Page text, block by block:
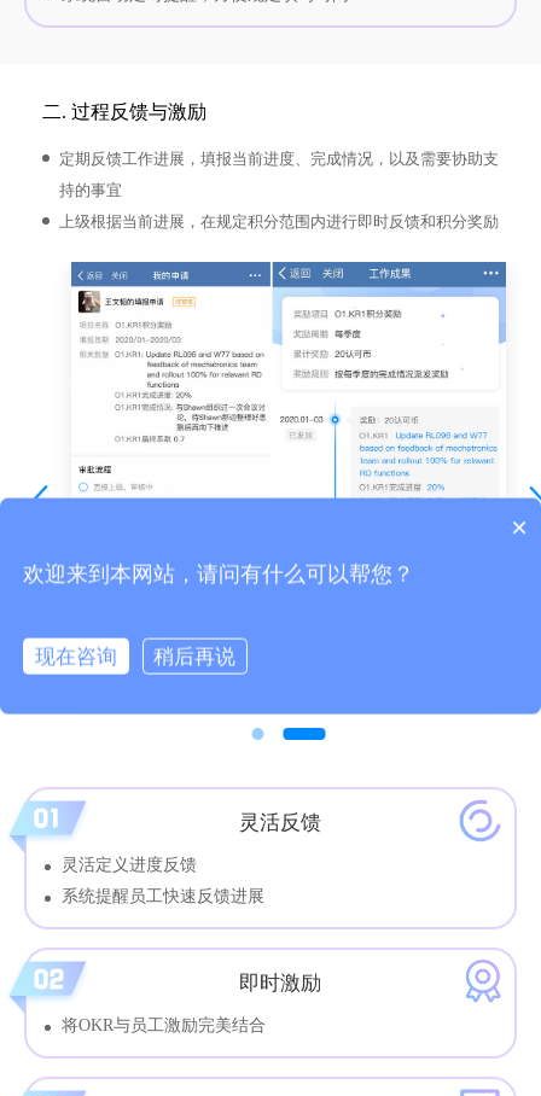
二. 过程反馈与激励
定期反馈工作进展，填报当前进度、完成情况，以及需要协助支
持的事宜
上级根据当前进展，在规定积分范围内进行即时反馈和积分奖励
灵活反馈
灵活定义进度反馈
系统提醒员工快速反馈进展
即时激励
将OKR与员工激励完美结合
×
欢迎来到本网站，请问有什么可以帮您？
现在咨询 稍后再说